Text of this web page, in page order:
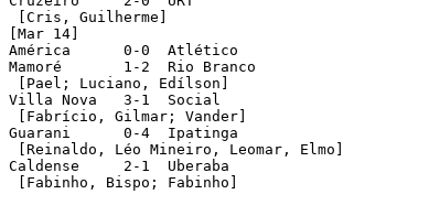
[Cris, Guilherme]
[Mar 14]
América      0-0  Atlético
Mamoré       1-2  Rio Branco
[Pael; Luciano, Edílson]
Villa Nova   3-1  Social
[Fabrício, Gilmar; Vander]
Guarani      0-4  Ipatinga
[Reinaldo, Léo Mineiro, Leomar, Elmo]
Caldense     2-1  Uberaba
[Fabinho, Bispo; Fabinho]